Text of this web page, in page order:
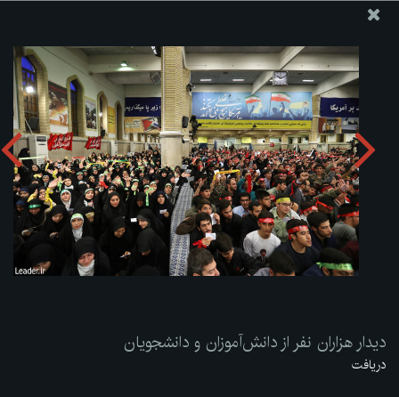
ارسال نامه
وجوهات
دیدار هزاران نفر از دانش‌آموزان و دانشجویان دریافت آلبوم:zip
دیدار هزاران نفر از دانش‌آموزان و دانشجویان
دریافت